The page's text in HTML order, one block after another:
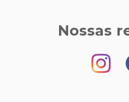
Nossas